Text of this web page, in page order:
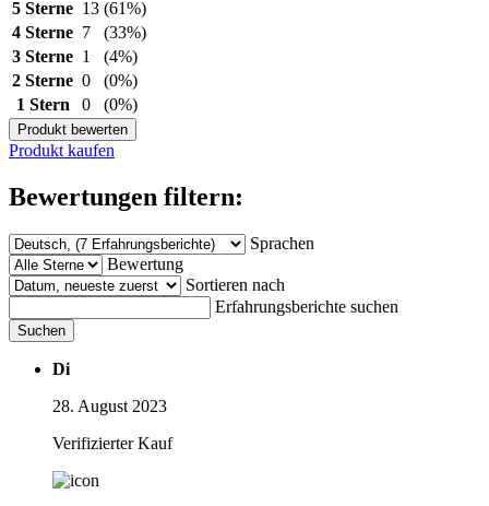
5 Sterne 13 (61%)
4 Sterne 7
(33%)
3 Sterne 1
(4%)
2 Sterne 0
(0%)
1 Stern
0 (0%)
Produkt bewerten
Produkt kaufen
Bewertungen filtern:
Sprachen
Bewertung
Sortieren nach
Erfahrungsberichte suchen
Suchen
Di
28. August 2023
Verifizierter Kauf